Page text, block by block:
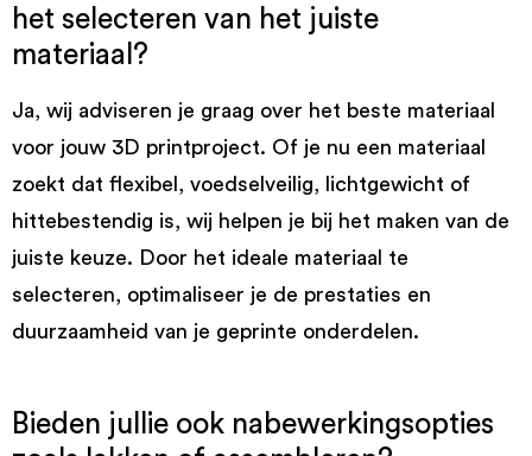
het selecteren van het juiste
materiaal?
Ja, wij adviseren je graag over het beste materiaal
voor jouw 3D printproject. Of je nu een materiaal
zoekt dat flexibel, voedselveilig, lichtgewicht of
hittebestendig is, wij helpen je bij het maken van de
juiste keuze. Door het ideale materiaal te
selecteren, optimaliseer je de prestaties en
duurzaamheid van je geprinte onderdelen.
Bieden jullie ook nabewerkingsopties